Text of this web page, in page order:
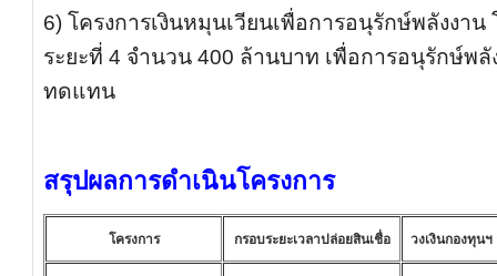
6) โครงการเงินหมุนเวียนเพื่อการอนุรักษ์พลังงาน
ระยะที่ 4 จำนวน 400 ล้านบาท เพื่อการอนุรักษ์พลั
ทดแทน
สรุปผลการดำเนินโครงการ
โครงการ กรอบระยะเวลาปล่อยสินเชื่อ วงเงินกองทุน